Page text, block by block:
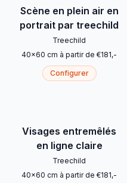
Scène en plein air en
portrait par treechild
Treechild
40x60 cm à partir de €181,-
Configurer
Visages entremêlés
en ligne claire
Treechild
40x60 cm à partir de €181,-